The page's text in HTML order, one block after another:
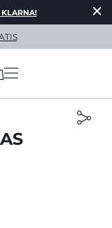
(has more options